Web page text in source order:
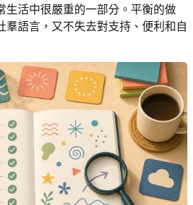
生活中很嚴重的一部分。平衡的做
羣語言，又不失去對支持、便利和自